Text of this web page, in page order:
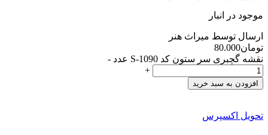
موجود در انبار
ارسال توسط میراث هنر
تومان80.000
نقشه گچبری سر ستون کد S-1090 عدد
-
+
افزودن به سبد خرید
تحویل اکسپرس